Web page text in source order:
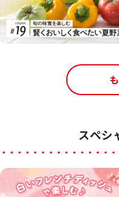
スペシ